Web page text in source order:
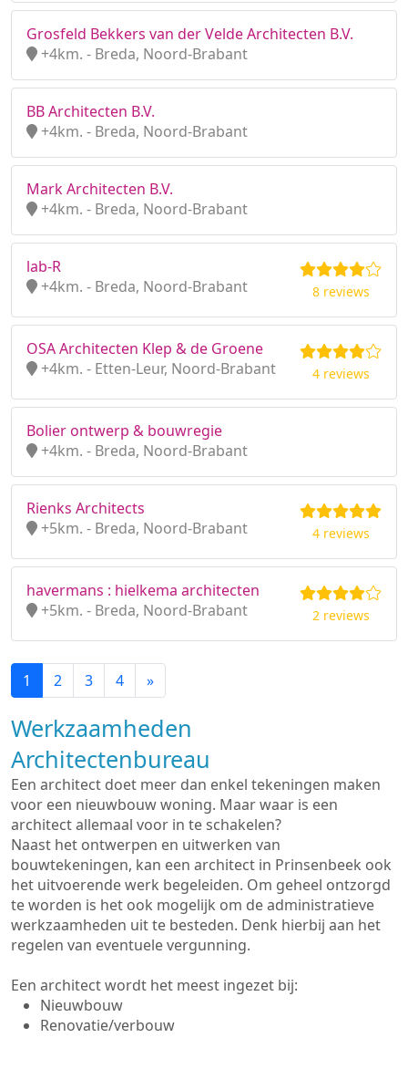
Grosfeld Bekkers van der Velde Architecten B.V.
+4km. - Breda, Noord-Brabant
BB Architecten B.V.
+4km. - Breda, Noord-Brabant
Mark Architecten B.V.
+4km. - Breda, Noord-Brabant
lab-R
+4km. - Breda, Noord-Brabant
8 reviews
OSA Architecten Klep & de Groene
+4km. - Etten-Leur, Noord-Brabant
4 reviews
Bolier ontwerp & bouwregie
+4km. - Breda, Noord-Brabant
Rienks Architects
+5km. - Breda, Noord-Brabant
4 reviews
havermans : hielkema architecten
+5km. - Breda, Noord-Brabant
2 reviews
1 2 3 4 »
Werkzaamheden
Architectenbureau
Een architect doet meer dan enkel tekeningen maken
voor een nieuwbouw woning. Maar waar is een
architect allemaal voor in te schakelen?
Naast het ontwerpen en uitwerken van
bouwtekeningen, kan een architect in Prinsenbeek ook
het uitvoerende werk begeleiden. Om geheel ontzorgd
te worden is het ook mogelijk om de administratieve
werkzaamheden uit te besteden. Denk hierbij aan het
regelen van eventuele vergunning.
Een architect wordt het meest ingezet bij:
Nieuwbouw
Renovatie/verbouw